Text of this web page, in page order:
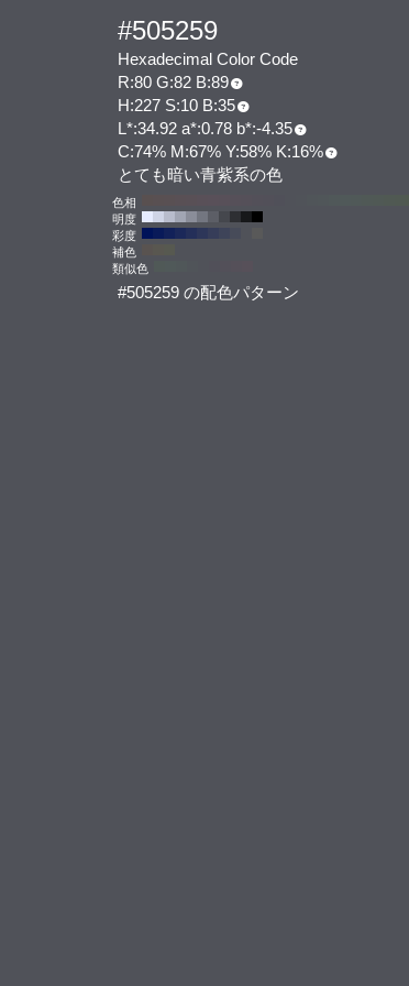
#505259
Hexadecimal Color Code
R:80 G:82 B:89
H:227 S:10 B:35
L*:34.92 a*:0.78 b*:-4.35
C:74% M:67% Y:58% K:16%
とても暗い青紫系の色
色相
明度
彩度
補色
類似色
#505259 の配色パターン